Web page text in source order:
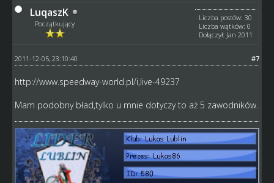
LuqaszK
Początkujący
Liczba postów: 30
Liczba wątków: 0
Dołączył: Jan 2011
#7
2011-12-05, 23:10:40
http://www.speedway-world.pl/i,live-49237
Mam podobny bład,tylko u mnie dotyczy to aż 5 zawodników.